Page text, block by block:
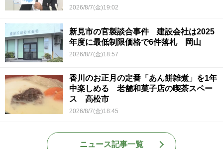
2026/8/7(金)19:02
新見市の官製談合事件 建設会社は2025
年度に最低制限価格で6件落札 岡山
2026/8/7(金)18:57
香川のお正月の定番「あん餅雑煮」を1年
中楽しめる 老舗和菓子店の喫茶スペー
ス 高松市
2026/8/7(金)18:45
ニュース記事一覧